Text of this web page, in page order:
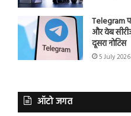
Telegram
और वेब
दूसरा नोटिस
5 July
ऑटो जगत